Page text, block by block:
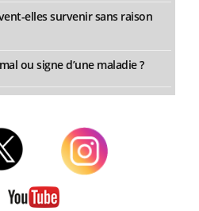
elles survenir sans raison
ou signe d’une maladie ?